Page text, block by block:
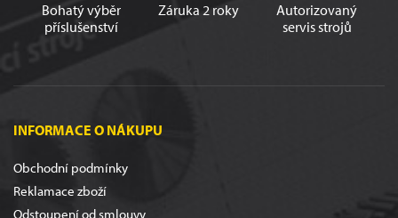
Bohatý výběr
příslušenství
Záruka 2 roky
Autorizovaný
servis strojů
INFORMACE O NÁKUPU
Obchodní podmínky
Reklamace zboží
Odstoupení od smlouvy